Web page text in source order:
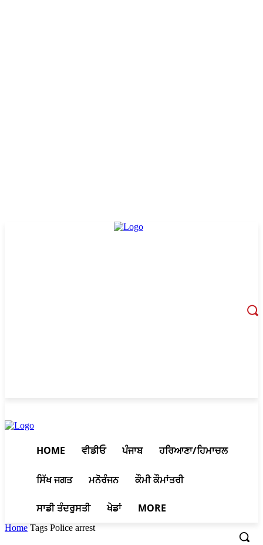
HOME ਵੀਡੀਓ ਪੰਜਾਬ ਹਰਿਆਣਾ/ਹਿਮਾਚਲ
ਸਿੱਖ ਜਗਤ ਮਨੋਰੰਜਨ ਕੌਮੀ ਕੌਮਾਂਤਰੀ
ਸਾਡੀ ਤੰਦਰੁਸਤੀ ਖੇਡਾਂ MORE
Home Tags Police arrest